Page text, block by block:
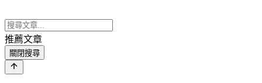
推薦文章
關閉搜尋